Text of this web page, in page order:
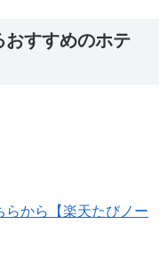
おすすめのホテ
から【楽天たびノー